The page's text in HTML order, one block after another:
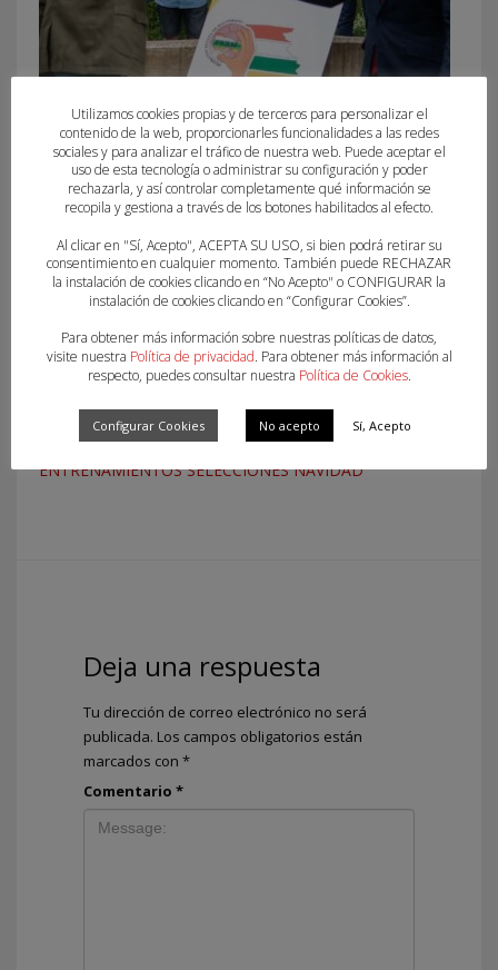
GALA DEL BALONMANO RIOJANO 2023/2024
ENTRENAMIENTOS SELECCIONES NAVIDAD
Deja una respuesta
Tu dirección de correo electrónico no será
publicada. Los campos obligatorios están
marcados con *
Comentario *
Utilizamos cookies propias y de terceros para personalizar el
contenido de la web, proporcionarles funcionalidades a las redes
sociales y para analizar el tráfico de nuestra web. Puede aceptar el
uso de esta tecnología o administrar su configuración y poder
rechazarla, y así controlar completamente qué información se
recopila y gestiona a través de los botones habilitados al efecto.
Al clicar en "Sí, Acepto", ACEPTA SU USO, si bien podrá retirar su
consentimiento en cualquier momento. También puede RECHAZAR
la instalación de cookies clicando en “No Acepto" o CONFIGURAR la
instalación de cookies clicando en “Configurar Cookies”.
Para obtener más información sobre nuestras políticas de datos,
visite nuestra Política de privacidad. Para obtener más información al
respecto, puedes consultar nuestra Política de Cookies.
Configurar Cookies No acepto Sí, Acepto